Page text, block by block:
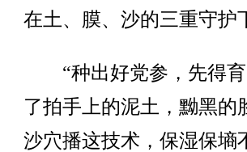
在土、膜、沙的三重守护
“种出好党参，先得育
了拍手上的泥土，黝黑的
沙穴播这技术，保湿保墒